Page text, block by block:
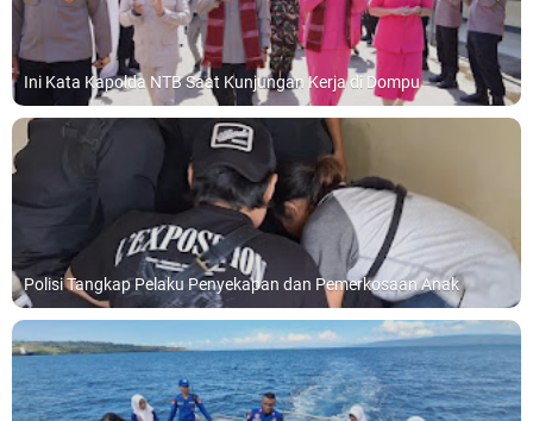
Ini Kata Kapolda NTB Saat Kunjungan Kerja di Dompu
Polisi Tangkap Pelaku Penyekapan dan Pemerkosaan Anak